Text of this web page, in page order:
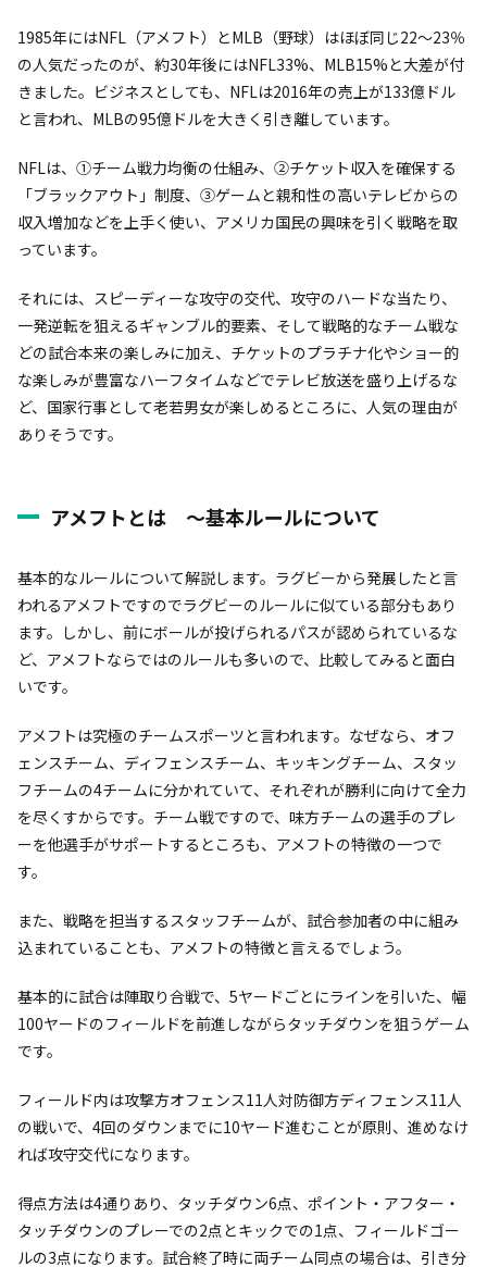
1985年にはNFL（アメフト）とMLB（野球）はほぼ同じ22～23％
の人気だったのが、約30年後にはNFL33%、MLB15%と大差が付
きました。ビジネスとしても、NFLは2016年の売上が133億ドル
と言われ、MLBの95億ドルを大きく引き離しています。
NFLは、①チーム戦力均衡の仕組み、②チケット収入を確保する
「ブラックアウト」制度、③ゲームと親和性の高いテレビからの
収入増加などを上手く使い、アメリカ国民の興味を引く戦略を取
っています。
それには、スピーディーな攻守の交代、攻守のハードな当たり、
一発逆転を狙えるギャンブル的要素、そして戦略的なチーム戦な
どの試合本来の楽しみに加え、チケットのプラチナ化やショー的
な楽しみが豊富なハーフタイムなどでテレビ放送を盛り上げるな
ど、国家行事として老若男女が楽しめるところに、人気の理由が
ありそうです。
アメフトとは 〜基本ルールについて
基本的なルールについて解説します。ラグビーから発展したと言
われるアメフトですのでラグビーのルールに似ている部分もあり
ます。しかし、前にボールが投げられるパスが認められているな
ど、アメフトならではのルールも多いので、比較してみると面白
いです。
アメフトは究極のチームスポーツと言われます。なぜなら、オフ
ェンスチーム、ディフェンスチーム、キッキングチーム、スタッ
フチームの4チームに分かれていて、それぞれが勝利に向けて全力
を尽くすからです。チーム戦ですので、味方チームの選手のプレ
ーを他選手がサポートするところも、アメフトの特徴の一つで
す。
また、戦略を担当するスタッフチームが、試合参加者の中に組み
込まれていることも、アメフトの特徴と言えるでしょう。
基本的に試合は陣取り合戦で、5ヤードごとにラインを引いた、幅
100ヤードのフィールドを前進しながらタッチダウンを狙うゲーム
です。
フィールド内は攻撃方オフェンス11人対防御方ディフェンス11人
の戦いで、4回のダウンまでに10ヤード進むことが原則、進めなけ
れば攻守交代になります。
得点方法は4通りあり、タッチダウン6点、ポイント・アフター・
タッチダウンのプレーでの2点とキックでの1点、フィールドゴー
ルの3点になります。試合終了時に両チーム同点の場合は、引き分